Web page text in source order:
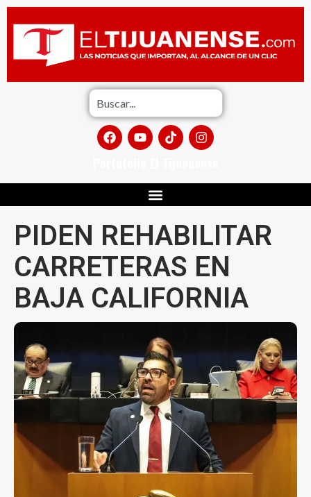
PIDEN REHABILITAR
CARRETERAS EN
BAJA CALIFORNIA